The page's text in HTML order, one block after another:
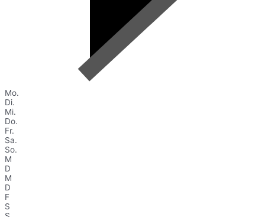
Mo.
Di.
Mi.
Do.
Fr.
Sa.
So.
M
D
M
D
F
S